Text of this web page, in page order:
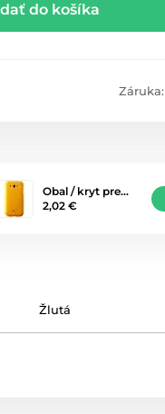
do košíka
Záruka:
Obal / kryt pre…
2,02 €
Žlutá